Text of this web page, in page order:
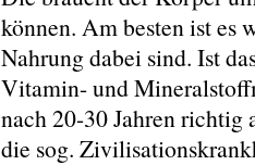
können. Am besten ist es
Nahrung dabei sind. Ist
Vitamin- und
nach 20-30 Jahren richtig
die sog.